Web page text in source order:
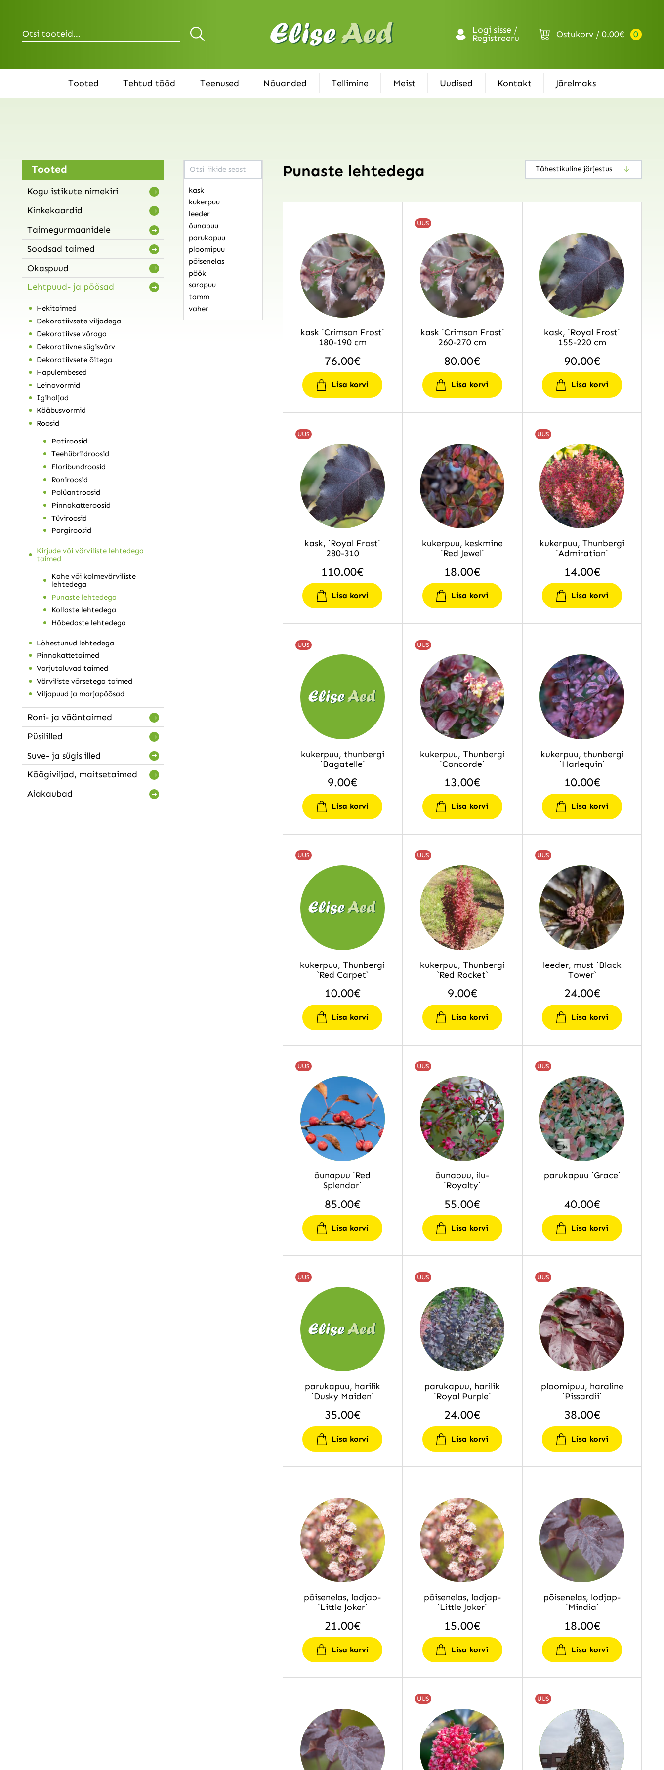
Otsi Logi sisse /
Registreeru Ostukorv 0.00€ 0
Tooted Tehtud tööd Teenused Nõuanded Tellimine Meist Uudised Kontakt Järelmaks
Tooted
Kogu istikute nimekiri
Kinkekaardid
Taimegurmaanidele
Soodsad taimed
Okaspuud
Lehtpuud- ja põõsad
Hekitaimed
Dekoratiivsete viljadega
Dekoratiivse võraga
Dekoratiivne sügisvärv
Dekoratiivsete õitega
Hapulembesed
Leinavormid
Igihaljad
Kääbusvormid
Roosid
Potiroosid
Teehübriidroosid
Floribundroosid
Roniroosid
Polüantroosid
Pinnakatteroosid
Tüviroosid
Pargiroosid
Kirjude või värviliste lehtedega
taimed
Kahe või kolmevärviliste
lehtedega
Punaste lehtedega
Kollaste lehtedega
Hõbedaste lehtedega
Lõhestunud lehtedega
Pinnakattetaimed
Varjutaluvad taimed
Värviliste võrsetega taimed
Viljapuud ja marjapõõsad
Roni- ja vääntaimed
Püsililled
Suve- ja sügislilled
Köögiviljad, maitsetaimed
Aiakaubad
kask
kukerpuu
leeder
õunapuu
parukapuu
ploomipuu
põisenelas
pöök
sarapuu
tamm
vaher
Punaste lehtedega
kask `Crimson Frost`
180-190 cm
76.00€
Lisa korvi
UUS
kask `Crimson Frost`
260-270 cm
80.00€
Lisa korvi
kask, `Royal Frost`
155-220 cm
90.00€
Lisa korvi
UUS
kask, `Royal Frost`
280-310
110.00€
Lisa korvi
kukerpuu, keskmine
`Red Jewel`
18.00€
Lisa korvi
UUS
kukerpuu, Thunbergi
`Admiration`
14.00€
Lisa korvi
UUS
kukerpuu, thunbergi
`Bagatelle`
9.00€
Lisa korvi
UUS
kukerpuu, Thunbergi
`Concorde`
13.00€
Lisa korvi
kukerpuu, thunbergi
`Harlequin`
10.00€
Lisa korvi
UUS
kukerpuu, Thunbergi
`Red Carpet`
10.00€
Lisa korvi
UUS
kukerpuu, Thunbergi
`Red Rocket`
9.00€
Lisa korvi
UUS
leeder, must `Black
Tower`
24.00€
Lisa korvi
UUS
õunapuu `Red
Splendor`
85.00€
Lisa korvi
UUS
õunapuu, ilu-
`Royalty`
55.00€
Lisa korvi
UUS
parukapuu `Grace`
40.00€
Lisa korvi
UUS
parukapuu, harilik
`Dusky Maiden`
35.00€
Lisa korvi
UUS
parukapuu, harilik
`Royal Purple`
24.00€
Lisa korvi
UUS
ploomipuu, haraline
`Pissardii`
38.00€
Lisa korvi
põisenelas, lodjap-
`Little Joker`
21.00€
Lisa korvi
põisenelas, lodjap-
`Little Joker`
15.00€
Lisa korvi
põisenelas, lodjap-
`Mindia`
18.00€
Lisa korvi
UUS UUS